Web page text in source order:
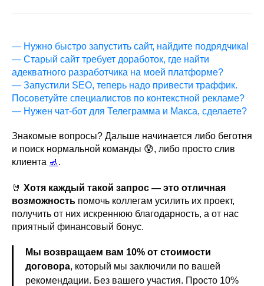
— Нужно быстро запустить сайт, найдите подрядчика!
— Старый сайт требует доработок, где найти
адекватного разработчика на моей платформе?
— Запустили SEO, теперь надо привести траффик.
Посоветуйте специалистов по контекстной рекламе?
— Нужен чат-бот для Телеграмма и Макса, сделаете?
Знакомые вопросы? Дальше начинается либо беготня
и поиск нормальной команды 😰, либо просто слив
клиента 🚮.
🤘 Хотя каждый такой запрос — это отличная
возможность помочь коллегам усилить их проект,
получить от них искреннюю благодарность, а от нас
приятный финансовый бонус.
Мы возвращаем вам 10% от стоимости
договора, который мы заключили по вашей
рекомендации. Без вашего участия. Просто 10%